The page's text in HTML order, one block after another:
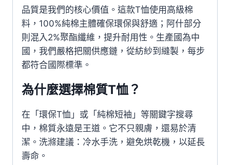
品質是我們的核心價值。這款T恤使用高級棉
料，100%純棉主體確保環保與舒適；阿什部分
則混入2%聚酯纖維，提升耐用性。生產國為中
國，我們嚴格把關供應鏈，從紡紗到縫製，每步
都符合國際標準。
為什麼選擇棉質T恤？
在「環保T恤」或「純棉短袖」等關鍵字搜尋
中，棉質永遠是王道。它不只親膚，還易於清
潔。洗滌建議：冷水手洗，避免烘乾機，以延長
壽命。